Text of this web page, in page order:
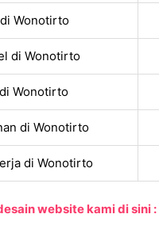
Wonotirto
di Wonotirto
Wonotirto
di Wonotirto
di Wonotirto
website kami di sini :